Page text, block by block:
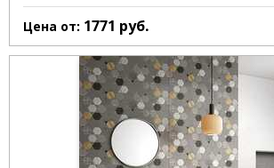
Цена от: 1771 руб.